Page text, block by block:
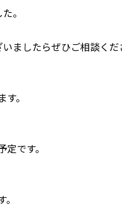
。
ましたらぜひご相談く
。
です。